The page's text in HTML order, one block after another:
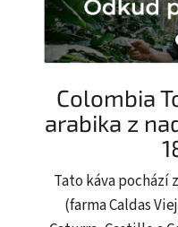
Colombia
arabika z
Tato káva
(farma Caldas